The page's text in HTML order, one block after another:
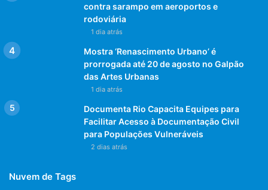
contra sarampo em aeroportos e
rodoviária
1 dia atrás
Mostra ‘Renascimento Urbano’ é
prorrogada até 20 de agosto no Galpão
das Artes Urbanas
1 dia atrás
Documenta Rio Capacita Equipes para
Facilitar Acesso à Documentação Civil
para Populações Vulneráveis
2 dias atrás
Nuvem de Tags